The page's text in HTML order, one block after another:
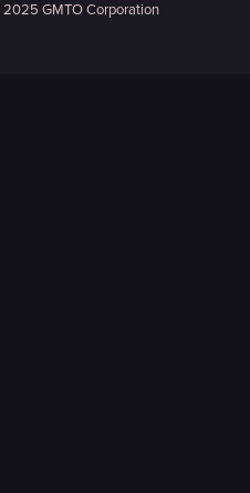
GMTO Corporation